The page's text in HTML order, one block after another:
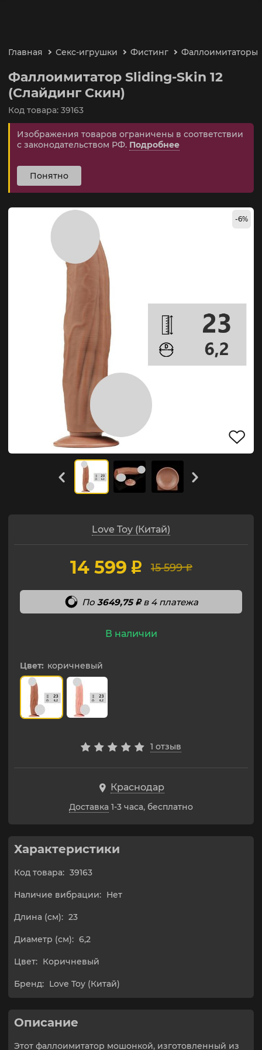
Главная Секс-игрушки Фистинг Фаллоимитаторы
Фаллоимитатор Sliding-Skin 12
(Слайдинг Скин)
Код товара: 39163
Изображения товаров ограничены в соответствии
с законодательством РФ. Подробнее
Понятно
-6%
Love Toy (Китай)
15 599 p
14 599 p
По 3649,75pв 4 платежа
В наличии
Цвет: коричневый
1 отзыв
Краснодар
Доставка 1-3 часа, бесплатно
Характеристики
Код товара: 39163
Наличие вибрации: Нет
Длина (см): 23
Диаметр (см): 6,2
Цвет: Коричневый
Бренд: Love Toy (Китай)
Описание
Этот фаллоимитатор мошонкой, изготовленный из